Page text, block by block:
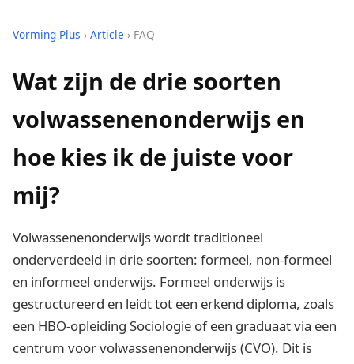
Vorming Plus › Article › FAQ
Wat zijn de drie soorten
volwassenenonderwijs en
hoe kies ik de juiste voor
mij?
Volwassenenonderwijs wordt traditioneel
onderverdeeld in drie soorten: formeel, non-formeel
en informeel onderwijs. Formeel onderwijs is
gestructureerd en leidt tot een erkend diploma, zoals
een HBO-opleiding Sociologie of een graduaat via een
centrum voor volwassenenonderwijs (CVO). Dit is